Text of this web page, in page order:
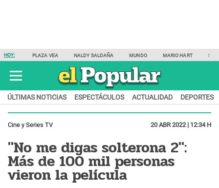
HOY: PLAZA VEA NALDY SALDAÑA MUNDO MARIO HART
ÚLTIMAS NOTICIAS ESPECTÁCULOS ACTUALIDAD DEPORTES
Cine y Series TV 20 ABR 2022 | 12:34 H
"No me digas solterona 2":
Más de 100 mil personas
vieron la película